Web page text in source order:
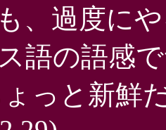
、過度に
語の語感
っと新鮮